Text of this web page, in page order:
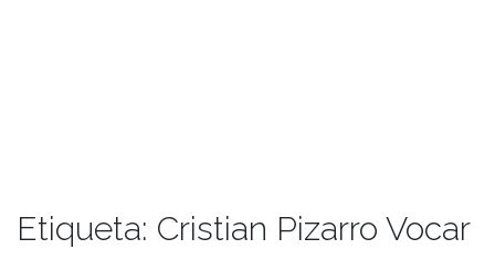
Etiqueta: Cristian Pizarro Vocar